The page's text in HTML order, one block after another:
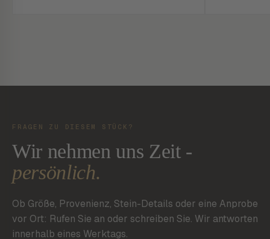
FRAGEN ZU DIESEM STÜCK?
Wir nehmen uns Zeit -
persönlich.
Ob Größe, Provenienz, Stein-Details oder eine Anprobe
vor Ort: Rufen Sie an oder schreiben Sie. Wir antworten
innerhalb eines Werktags.